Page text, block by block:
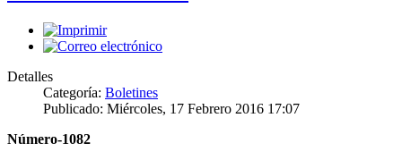
Detalles
Categoría: Boletines
Publicado: Miércoles, 17 Febrero 2016 17:07
Número-1082